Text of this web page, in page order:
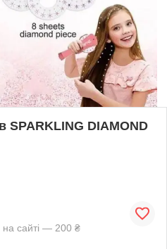
SPARKLING DIAMOND
на сайті — 200 ₴